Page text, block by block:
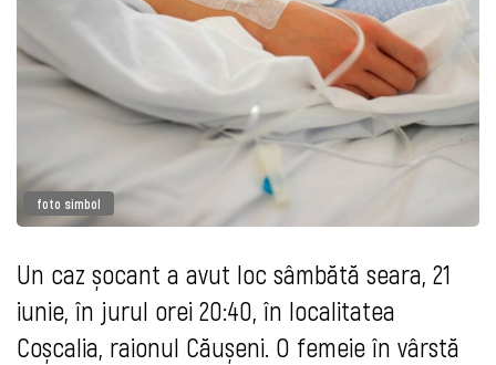
foto simbol
Un caz șocant a avut loc sâmbătă seara, 21
iunie, în jurul orei 20:40, în localitatea
Coșcalia, raionul Căușeni. O femeie în vârstă